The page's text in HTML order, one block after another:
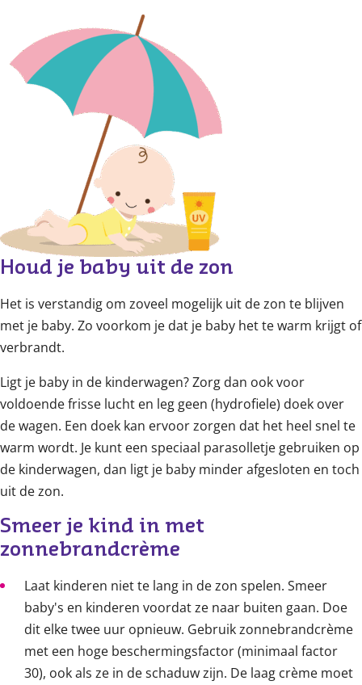
Houd je baby uit de zon
Het is verstandig om zoveel mogelijk uit de zon te blijven
met je baby. Zo voorkom je dat je baby het te warm krijgt of
verbrandt.
Ligt je baby in de kinderwagen? Zorg dan ook voor
voldoende frisse lucht en leg geen (hydrofiele) doek over
de wagen. Een doek kan ervoor zorgen dat het heel snel te
warm wordt. Je kunt een speciaal parasolletje gebruiken op
de kinderwagen, dan ligt je baby minder afgesloten en toch
uit de zon.
Smeer je kind in met
zonnebrandcrème
Laat kinderen niet te lang in de zon spelen. Smeer
baby's en kinderen voordat ze naar buiten gaan. Doe
dit elke twee uur opnieuw. Gebruik zonnebrandcrème
met een hoge beschermingsfactor (minimaal factor
30), ook als ze in de schaduw zijn. De laag crème moet